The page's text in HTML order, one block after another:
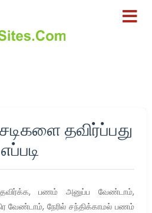
தவிர்ப்பது
எப்படி
பணம் அனுப்ப வேண்டாம்,
வேண்டாம், நேரில் சந்திக்காமல் பணம்